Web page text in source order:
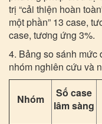
trị “cải thiện hoàn
một phần” 13 case,
case, tương ứng 3%.
4. Bảng so sánh mức
nhóm nghiên cứu và
Nhóm
Số case
lâm sàng